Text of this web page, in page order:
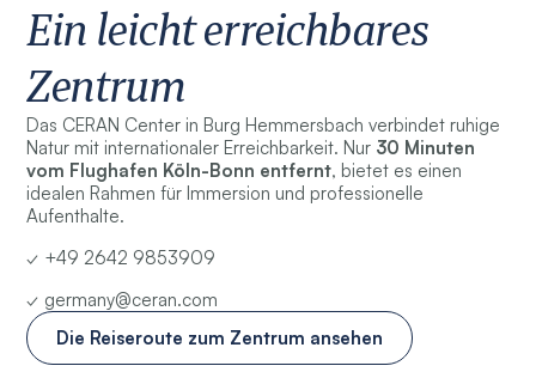
Ein leicht erreichbares
Zentrum
Das CERAN Center in Burg Hemmersbach verbindet ruhige
Natur mit internationaler Erreichbarkeit. Nur 30 Minuten
vom Flughafen Köln-Bonn entfernt, bietet es einen
idealen Rahmen für Immersion und professionelle
Aufenthalte.
✓ +49 2642 9853909
✓ germany@ceran.com
Die Reiseroute zum Zentrum ansehen